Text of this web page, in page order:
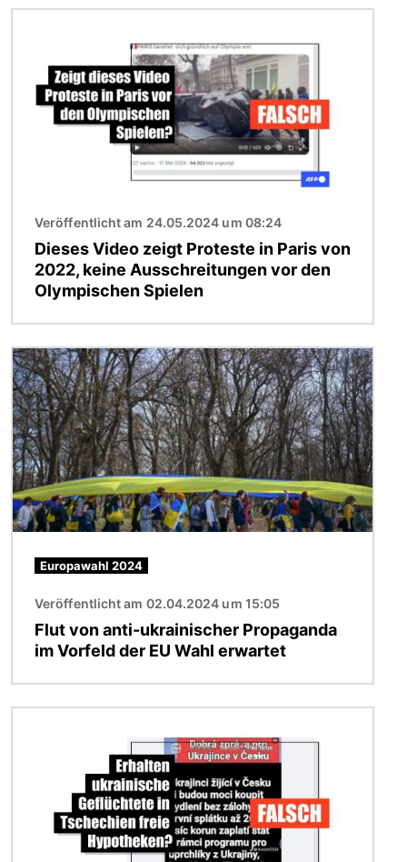
Veröffentlicht am 24.05.2024 um 08:24
Dieses Video zeigt Proteste in Paris von
2022, keine Ausschreitungen vor den
Olympischen Spielen
Bild
Europawahl 2024
Veröffentlicht am 02.04.2024 um 15:05
Flut von anti-ukrainischer Propaganda
im Vorfeld der EU Wahl erwartet